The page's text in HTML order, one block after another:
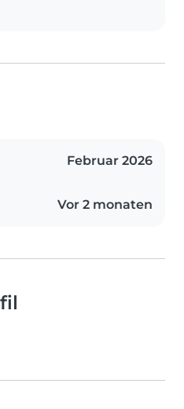
Februar 2026
Vor 2 monaten